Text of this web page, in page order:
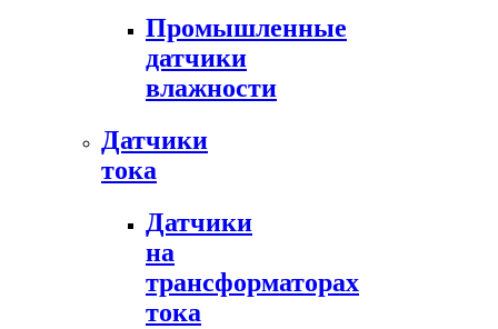
Промышленные
датчики
влажности
Датчики
тока
Датчики
на
трансформаторах
тока